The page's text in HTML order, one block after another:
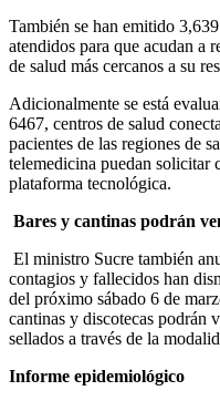
También se han emitido
atendidos para que acudan a
de salud más cercanos a su
Adicionalmente se está
6467, centros de salud
pacientes de las regiones de
telemedicina puedan solicitar
plataforma tecnológica.
Bares y cantinas podrán
El ministro Sucre también
contagios y fallecidos han
del próximo sábado 6 de
cantinas y discotecas podrán
sellados a través de la
Informe epidemiológico